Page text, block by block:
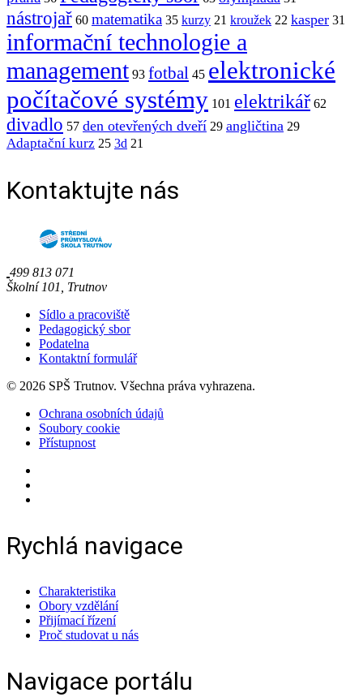
nástrojař 60 matematika 35 kurzy 21 kroužek 22 kasper 31
informační technologie a
management 93 fotbal 45 elektronické
počítačové systémy 101 elektrikář 62
divadlo 57 den otevřených dveří 29 angličtina 29
Adaptační kurz 25 3d 21
Kontaktujte nás
499 813 071
Školní 101, Trutnov
Sídlo a pracoviště
Pedagogický sbor
Podatelna
Kontaktní formulář
© 2026 SPŠ Trutnov. Všechna práva vyhrazena.
Ochrana osobních údajů
Soubory cookie
Přístupnost
Rychlá navigace
Charakteristika
Obory vzdělání
Přijímací řízení
Proč studovat u nás
Navigace portálu